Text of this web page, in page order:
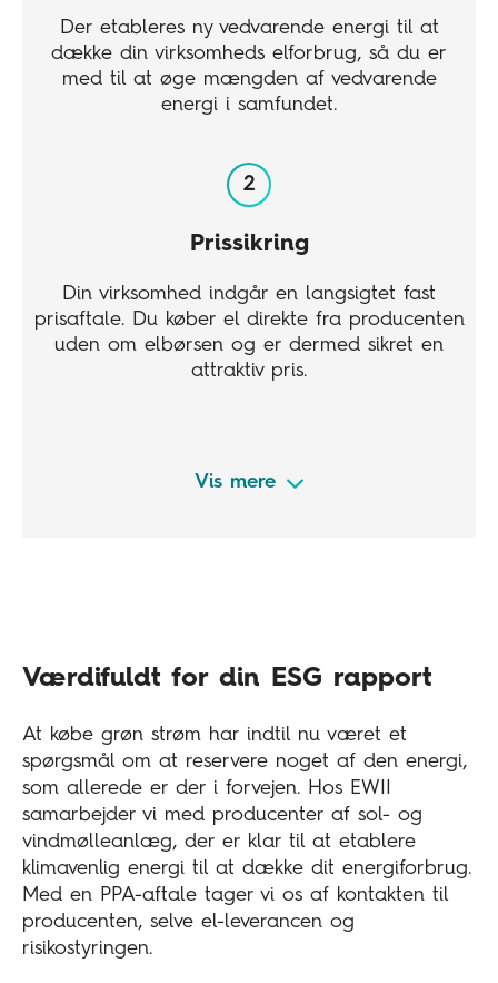
Der etableres ny vedvarende energi til at
dække din virksomheds elforbrug, så du er
med til at øge mængden af vedvarende
energi i samfundet.
Prissikring
Din virksomhed indgår en langsigtet fast
prisaftale. Du køber el direkte fra producenten
uden om elbørsen og er dermed sikret en
attraktiv pris.
Vis mere
Værdifuldt for din ESG rapport
At købe grøn strøm har indtil nu været et
spørgsmål om at reservere noget af den energi,
som allerede er der i forvejen. Hos EWII
samarbejder vi med producenter af sol- og
vindmølleanlæg, der er klar til at etablere
klimavenlig energi til at dække dit energiforbrug.
Med en PPA-aftale tager vi os af kontakten til
producenten, selve el-leverancen og
risikostyringen.